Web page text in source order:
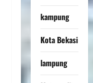
kampung
Kota Bekasi
lampung